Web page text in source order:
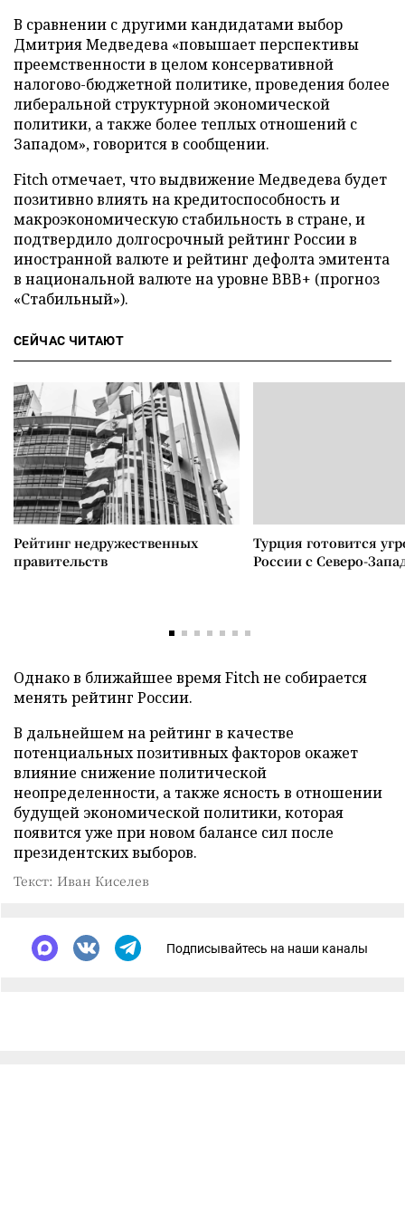
В сравнении с другими кандидатами выбор
Дмитрия Медведева «повышает перспективы
преемственности в целом консервативной
налогово-бюджетной политике, проведения более
либеральной структурной экономической
политики, а также более теплых отношений с
Западом», говорится в сообщении.
Fitch отмечает, что выдвижение Медведева будет
позитивно влиять на кредитоспособность и
макроэкономическую стабильность в стране, и
подтвердило долгосрочный рейтинг России в
иностранной валюте и рейтинг дефолта эмитента
в национальной валюте на уровне BBB+ (прогноз
«Стабильный»).
СЕЙЧАС ЧИТАЮТ
Рейтинг недружественных
правительств
Турция готовится
России с Северо-
Однако в ближайшее время Fitch не собирается
менять рейтинг России.
В дальнейшем на рейтинг в качестве
потенциальных позитивных факторов окажет
влияние снижение политической
неопределенности, а также ясность в отношении
будущей экономической политики, которая
появится уже при новом балансе сил после
президентских выборов.
Текст: Иван Киселев
Подписывайтесь на наши каналы